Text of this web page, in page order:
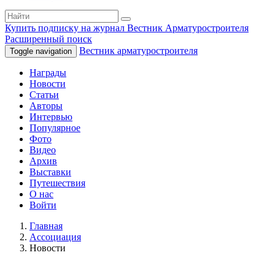
Купить подписку на журнал Вестник Арматуростроителя
Расширенный поиск
Toggle navigation Вестник арматуростроителя
Награды
Новости
Статьи
Авторы
Интервью
Популярное
Фото
Видео
Архив
Выставки
Путешествия
О нас
Войти
Главная
Ассоциация
Новости